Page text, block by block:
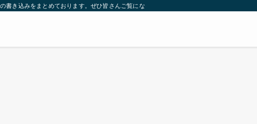
き込みをまとめております。ぜひ皆さんご覧になっていってください。